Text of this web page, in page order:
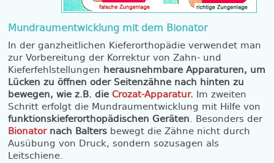
Mundraumentwicklung mit dem Bionator
In der ganzheitlichen Kieferorthopädie verwendet man
zur Vorbereitung der Korrektur von Zahn- und
Kieferfehlstellungen herausnehmbare Apparaturen, um
Lücken zu öffnen oder Seitenzähne nach hinten zu
bewegen, wie z.B. dieCrozat-Apparatur. Im zweiten
Schritt erfolgt die Mundraumentwicklung mit Hilfe von
funktionskieferorthopädischen Geräten. Besonders der
Bionator nach Balters bewegt die Zähne nicht durch
Ausübung von Druck, sondern sozusagen als
Leitschiene.